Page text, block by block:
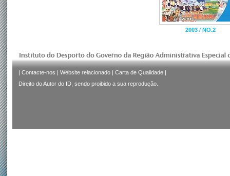
2003 / NO.2
| Contacte-nos | Website relacionado | Carta de Qualidade |
Direito do Autor do ID, sendo proibido a sua reprodução.